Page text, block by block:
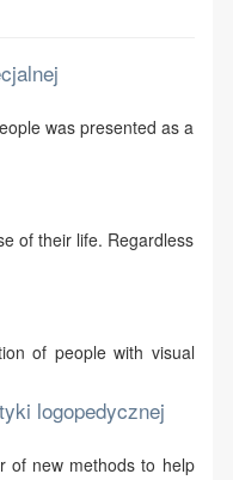
was presented as a
of their life. Regardless
of people with visual
logopedycznej
of new methods to help